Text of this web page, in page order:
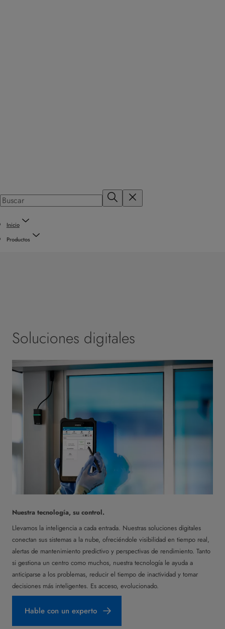
Inicio
Productos
Soluciones digitales
Nuestra tecnología, su control.
Llevamos la inteligencia a cada entrada. Nuestras soluciones digitales
conectan sus sistemas a la nube, ofreciéndole visibilidad en tiempo real,
alertas de mantenimiento predictivo y perspectivas de rendimiento. Tanto
si gestiona un centro como muchos, nuestra tecnología le ayuda a
anticiparse a los problemas, reducir el tiempo de inactividad y tomar
decisiones más inteligentes. Es acceso, evolucionado.
Hable con un experto